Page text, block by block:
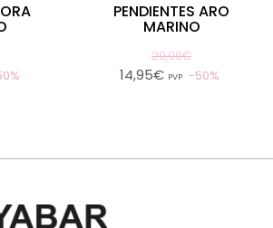
PENDIENTES ARO
MARINO
29,90€
14,95€ PVP 50%